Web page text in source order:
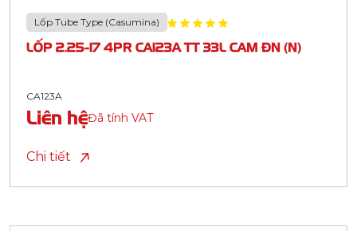
Lốp Tube Type (Casumina)
LỐP 2.25-17 4PR CA123A TT 33L CAM ĐN (N)
CA123A
Liên hệĐã tính VAT
Chi tiết